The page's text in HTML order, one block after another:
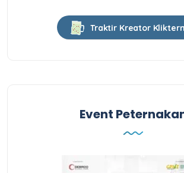
Traktir Kreator
Event